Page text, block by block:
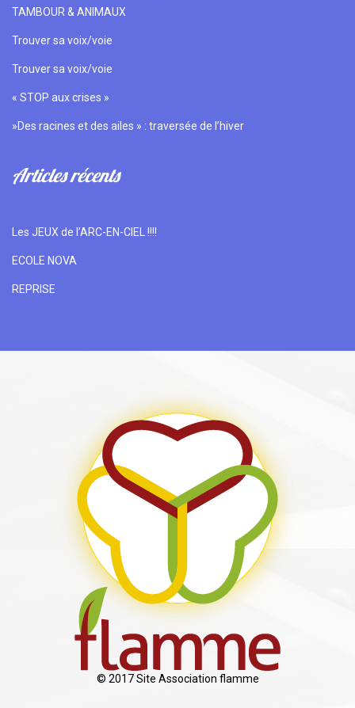
TAMBOUR & ANIMAUX
Trouver sa voix/voie
Trouver sa voix/voie
« STOP aux crises »
»Des racines et des ailes » : traversée de l’hiver
Articles récents
Les JEUX de l’ARC-EN-CIEL !!!!
ECOLE NOVA
REPRISE
© 2017 Site Association flamme